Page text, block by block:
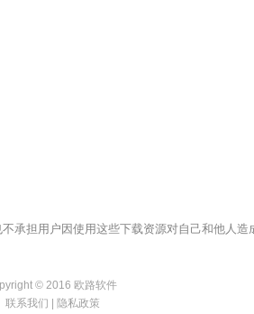
担用户因使用这些下载资源对自己和他人造
© 2016 欧路软件
联系我们
隐私政策